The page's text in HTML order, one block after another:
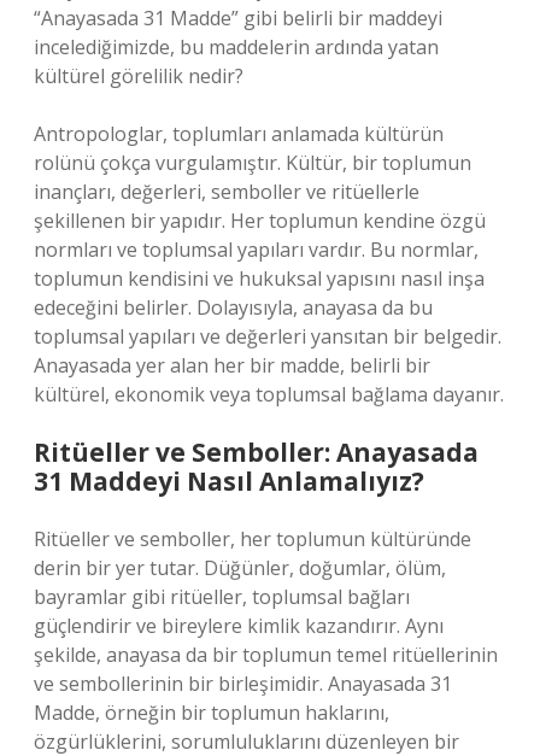
“Anayasada 31 Madde” gibi belirli bir maddeyi
incelediğimizde, bu maddelerin ardında yatan
kültürel görelilik nedir?
Antropologlar, toplumları anlamada kültürün
rolünü çokça vurgulamıştır. Kültür, bir toplumun
inançları, değerleri, semboller ve ritüellerle
şekillenen bir yapıdır. Her toplumun kendine özgü
normları ve toplumsal yapıları vardır. Bu normlar,
toplumun kendisini ve hukuksal yapısını nasıl inşa
edeceğini belirler. Dolayısıyla, anayasa da bu
toplumsal yapıları ve değerleri yansıtan bir belgedir.
Anayasada yer alan her bir madde, belirli bir
kültürel, ekonomik veya toplumsal bağlama dayanır.
Ritüeller ve Semboller: Anayasada
31 Maddeyi Nasıl Anlamalıyız?
Ritüeller ve semboller, her toplumun kültüründe
derin bir yer tutar. Düğünler, doğumlar, ölüm,
bayramlar gibi ritüeller, toplumsal bağları
güçlendirir ve bireylere kimlik kazandırır. Aynı
şekilde, anayasa da bir toplumun temel ritüellerinin
ve sembollerinin bir birleşimidir. Anayasada 31
Madde, örneğin bir toplumun haklarını,
özgürlüklerini, sorumluluklarını düzenleyen bir